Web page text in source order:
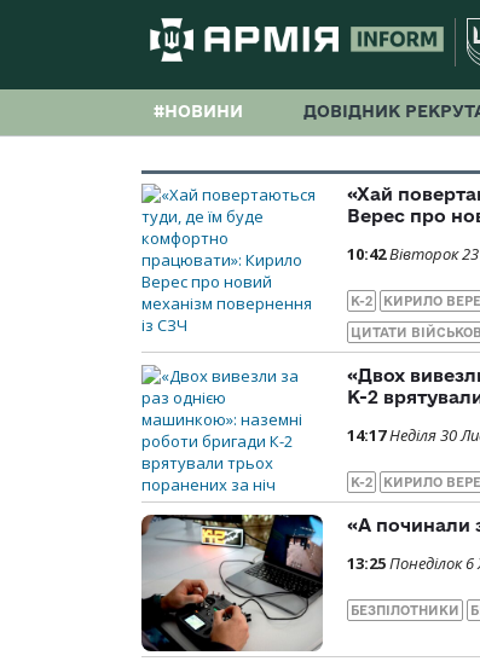
#НОВИНИ ДОВІДНИК
«Хай
Верес про
10:42Вівторок
К-2 КИРИЛО
ЦИТАТИ
«Двох
К-2
14:17Неділя 30
К-2 КИРИЛО
«А починали
13:25Понеділок
БЕЗПІЛОТНИКИ